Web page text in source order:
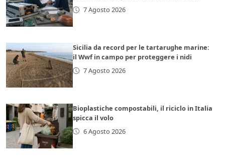
7 Agosto 2026
Sicilia da record per le tartarughe marine:
il Wwf in campo per proteggere i nidi
7 Agosto 2026
Bioplastiche compostabili, il riciclo in Italia
spicca il volo
6 Agosto 2026